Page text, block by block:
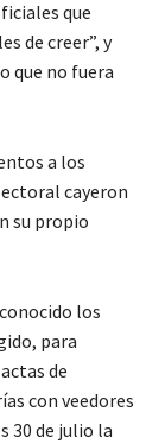
que
de creer”, y
que no fuera
a los
cayeron
su propio
los
para
de
con veedores
30 de julio la